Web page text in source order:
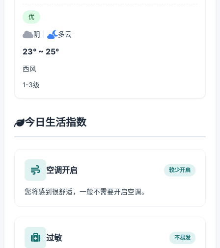
优
阴 多云
23° ~ 25°
西风
1-3级
今日生活指数
空调开启 较少开启
您将感到很舒适，一般不需要开启空调。
过敏 不易发